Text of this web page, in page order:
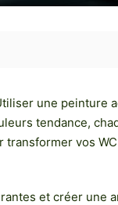
une peinture
tendance,
vos
et créer une